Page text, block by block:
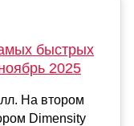
быстрых
2025
На втором
Dimensity